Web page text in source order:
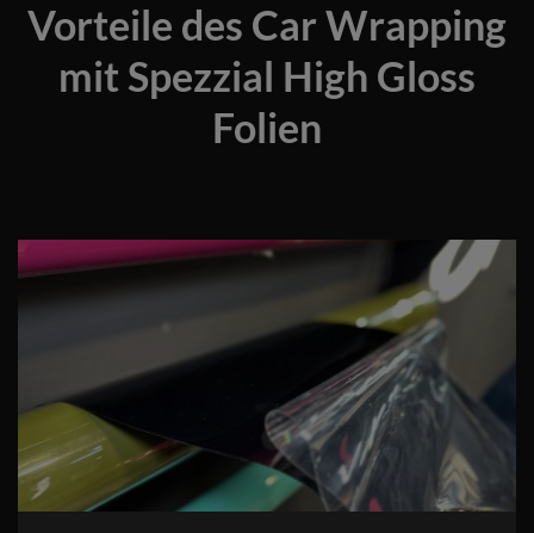
Vorteile des Car Wrapping
mit Spezzial High Gloss
Folien